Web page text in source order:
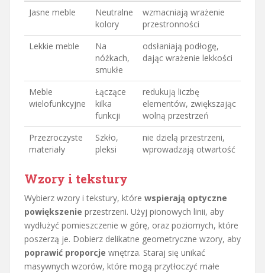
Jasne meble
Neutralne
kolory
wzmacniają wrażenie
przestronności
Lekkie meble
Na
nóżkach,
smukłe
odsłaniają podłogę,
dając wrażenie lekkości
Meble
wielofunkcyjne
Łączące
kilka
funkcji
redukują liczbę
elementów, zwiększając
wolną przestrzeń
Przezroczyste
materiały
Szkło,
pleksi
nie dzielą przestrzeni,
wprowadzają otwartość
Wzory i tekstury
Wybierz wzory i tekstury, które wspierają optyczne
powiększenie przestrzeni. Użyj pionowych linii, aby
wydłużyć pomieszczenie w górę, oraz poziomych, które
poszerzą je. Dobierz delikatne geometryczne wzory, aby
poprawić proporcje wnętrza. Staraj się unikać
masywnych wzorów, które mogą przytłoczyć małe